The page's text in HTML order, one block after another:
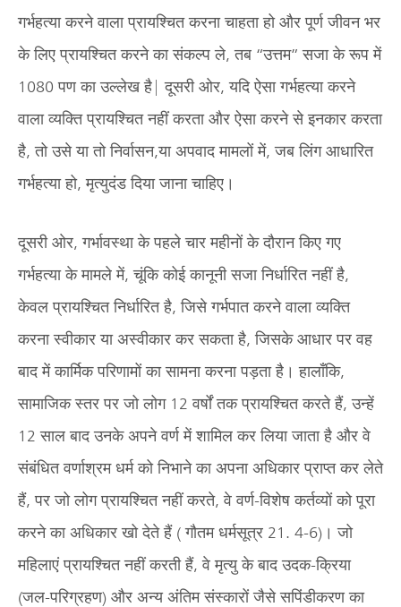
गर्भहत्या करने वाला प्रायश्चित करना चाहता हो और पूर्ण जीवन भर
के लिए प्रायश्चित करने का संकल्प ले, तब “उत्तम” सजा के रूप में
1080 पण का उल्लेख है| दूसरी ओर, यदि ऐसा गर्भहत्या करने
वाला व्यक्ति प्रायश्चित नहीं करता और ऐसा करने से इनकार करता
है, तो उसे या तो निर्वासन,या अपवाद मामलों में, जब लिंग आधारित
गर्भहत्या हो, मृत्युदंड दिया जाना चाहिए।
दूसरी ओर, गर्भावस्था के पहले चार महीनों के दौरान किए गए
गर्भहत्या के मामले में, चूंकि कोई कानूनी सजा निर्धारित नहीं है,
केवल प्रायश्चित निर्धारित है, जिसे गर्भपात करने वाला व्यक्ति
करना स्वीकार या अस्वीकार कर सकता है, जिसके आधार पर वह
बाद में कार्मिक परिणामों का सामना करना पड़ता है। हालाँकि,
सामाजिक स्तर पर जो लोग 12 वर्षों तक प्रायश्चित करते हैं, उन्हें
12 साल बाद उनके अपने वर्ण में शामिल कर लिया जाता है और वे
संबंधित वर्णाश्रम धर्म को निभाने का अपना अधिकार प्राप्त कर लेते
हैं, पर जो लोग प्रायश्चित नहीं करते, वे वर्ण-विशेष कर्तव्यों को पूरा
करने का अधिकार खो देते हैं ( गौतम धर्मसूत्र 21. 4-6)। जो
महिलाएं प्रायश्चित नहीं करती हैं, वे मृत्यु के बाद उदक-क्रिया
(जल-परिग्रहण) और अन्य अंतिम संस्कारों जैसे सपिंडीकरण का